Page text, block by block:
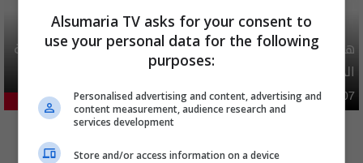
هيئة الحج تصدر قرارا يخص "لم الشمل" وتعديل استمارة قرعة
الحج
محليات 29.24% 06:40 | 2026-08-07
المزيد
Alsumaria TV asks for your consent to
use your personal data for the following
purposes:
Personalised advertising and content, advertising and
content measurement, audience research and
services development
Store and/or access information on a device